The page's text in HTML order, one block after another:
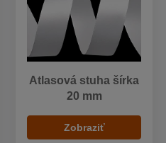
Atlasová stuha šírka
20 mm
Zobraziť